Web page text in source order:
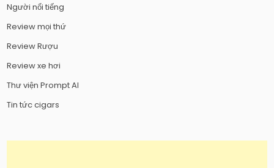
Người nổi tiếng
Review mọi thứ
Review Rượu
Review xe hơi
Thư viện Prompt AI
Tin tức cigars